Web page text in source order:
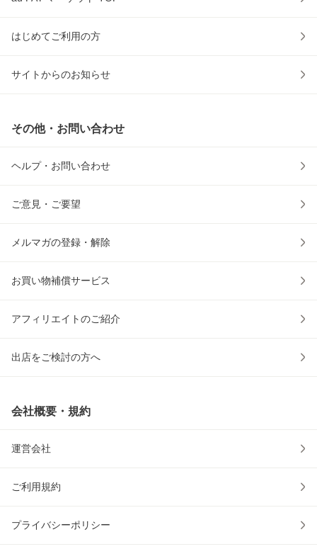
はじめてご利用の方
サイトからのお知らせ
その他・お問い合わせ
ヘルプ・お問い合わせ
ご意見・ご要望
メルマガの登録・解除
お買い物補償サービス
アフィリエイトのご紹介
出店をご検討の方へ
会社概要・規約
運営会社
ご利用規約
プライバシーポリシー